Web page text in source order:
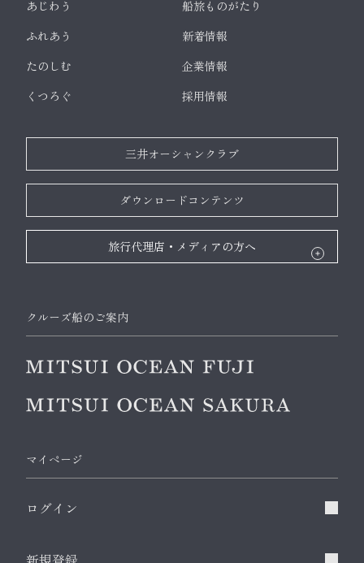
あじわう
ふれあう
たのしむ
くつろぐ
船旅ものがたり
新着情報
企業情報
採用情報
三井オーシャンクラブ
ダウンロードコンテンツ
旅行代理店・メディアの方へ
クルーズ船のご案内
マイページ
ログイン